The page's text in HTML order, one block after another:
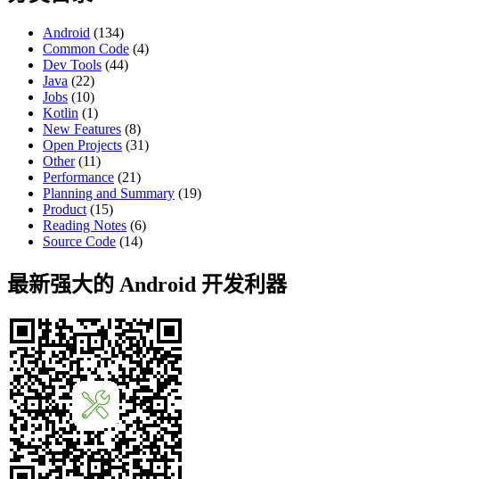
Android (134)
Common Code (4)
Dev Tools (44)
Java (22)
Jobs (10)
Kotlin (1)
New Features (8)
Open Projects (31)
Other(11)
Performance (21)
Planning and Summary (19)
Product (15)
Reading Notes (6)
Source Code (14)
最新强大的 Android 开发利器